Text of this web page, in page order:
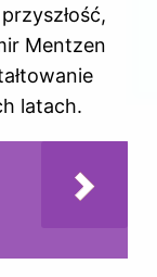
Mentzen
latach.